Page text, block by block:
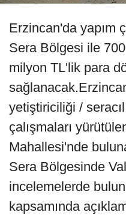
Erzincan'da yapım
Sera Bölgesi ile
milyon TL'lik para
yetiştiriciliği /
çalışmaları
Mahallesi'nde
Sera Bölgesinde
incelemelerde
kapsamında